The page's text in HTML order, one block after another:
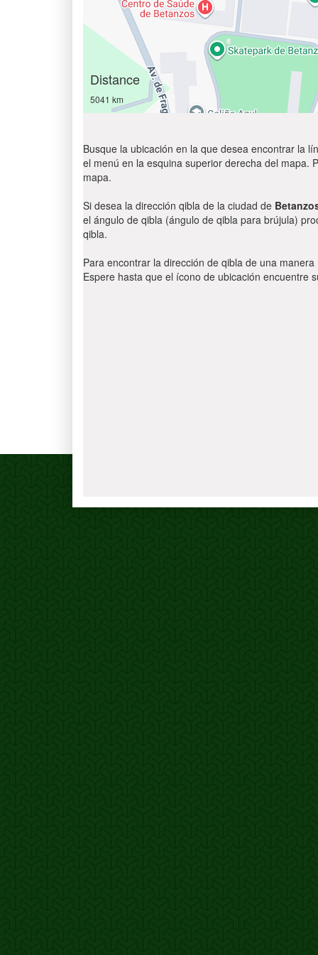
Distance
5041 km
Busque la ubicación en la que desea encontrar la
el menú en la esquina superior derecha del mapa.
mapa.
Si desea la dirección qibla de la ciudad de
el ángulo de qibla (ángulo de qibla para brújula)
qibla.
Para encontrar la dirección de qibla de una
Espere hasta que el ícono de ubicación encuentre